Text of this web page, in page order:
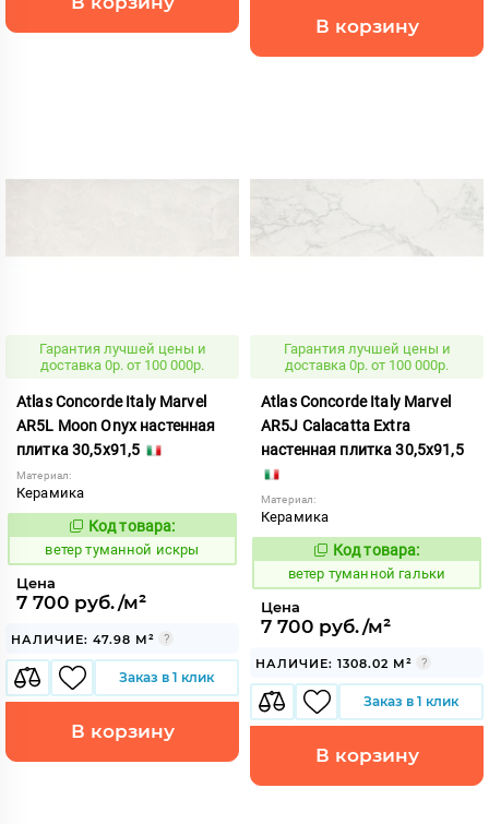
В корзину
Гарантия лучшей цены и
доставка 0р. от 100 000р.
Atlas Concorde Italy Marvel
AR5L Moon Onyx настенная
плитка 30,5x91,5
Материал:
Керамика
122534
Код товара:
ветер туманной искры
Цена
7 700 руб./м²
НАЛИЧИЕ: 47.98 М²
Заказ в 1 клик
В корзину
Гарантия лучшей цены и
доставка 0р. от 100 000р.
Atlas Concorde Italy Marvel
AR5J Calacatta Extra
настенная плитка 30,5x91,5
Материал:
Керамика
122515
Код товара:
ветер туманной гальки
Цена
7 700 руб./м²
НАЛИЧИЕ: 1308.02 М²
Заказ в 1 клик
В корзину